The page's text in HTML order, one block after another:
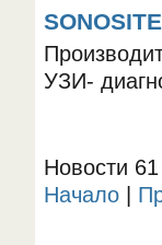
SONOSITE
УЗИ-
Новости
Начало